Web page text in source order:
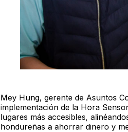
Mey Hung, gerente de Asuntos
implementación de la Hora
lugares más accesibles,
hondureñas a ahorrar dinero y